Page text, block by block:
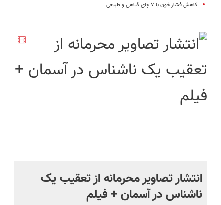
کاهش فشار خون با ۷ چای گیاهی و طبیعی
انتشار تصاویر محرمانه از تعقیب یک
ناشناس در آسمان + فیلم